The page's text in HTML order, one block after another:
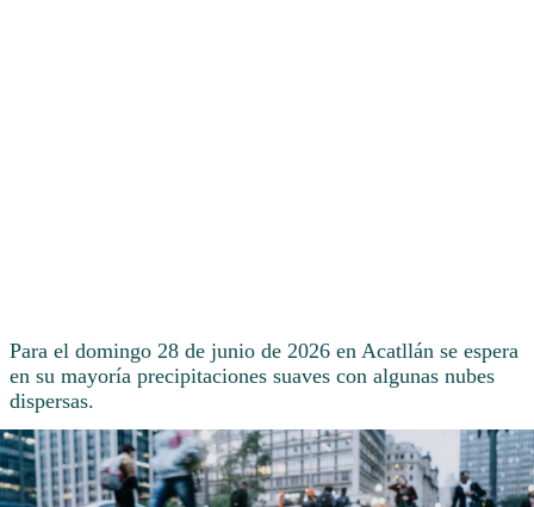
Para el domingo 28 de junio de 2026 en Acatllán se espera
en su mayoría precipitaciones suaves con algunas nubes
dispersas.